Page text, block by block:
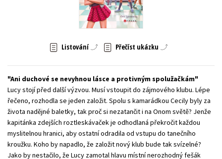
Zahraniční literatura
Listování Přečíst ukázku
Ani duchové se nevyhnou lásce a protivným spolužačkám
Lucy stojí před další výzvou. Musí vstoupit do zájmového klubu. Lépe
řečeno, rozhodla se jeden založit. Spolu s kamarádkou Cecily byly za
života nadějné baletky, tak proč si nezatančit i na Onom světě? Jenže
kapitánka zdejších roztleskávaček je odhodlaná překročit každou
myslitelnou hranici, aby ostatní odradila od vstupu do tanečního
kroužku. Koho by napadlo, že založit nový klub bude tak svízelné?
Jako by nestačilo, že Lucy zamotal hlavu místní nerozhodný fešák